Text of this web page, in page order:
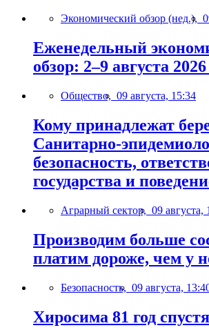
Экономический обзор (нед.),
Еженедельный
обзор: 2–9 августа 2026
Общество, 09 августа, 15:34
Кому принадлежат
Санитарно-
безопасность,
государства и
Аграрный сектор, 09 августа,
Производим больше
платим дороже, чем у
Безопасность, 09 августа,
Хиросима 81 год